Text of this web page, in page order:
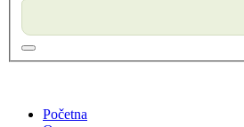
Početna